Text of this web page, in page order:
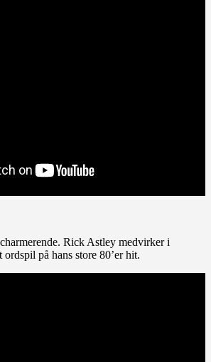
Rick Astley medvirker i
på hans store 80’er hit.